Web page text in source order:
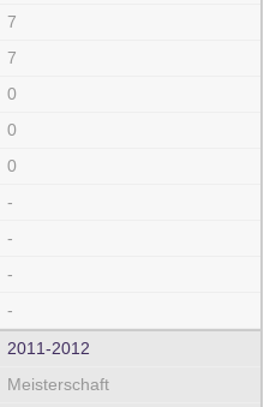
7
7
0
0
0
-
-
-
-
2011‑2012
Meisterschaft